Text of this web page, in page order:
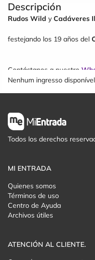
Descripción
Rudos Wild y Cadáveres
festejando los 19 años del
Contáctanos a nuestro
Nenhum ingresso
Todos los derechos
MI ENTRADA
Quienes somos
Términos de uso
Centro de Ayuda
Archivos útiles
ATENCIÓN AL CLIENTE.